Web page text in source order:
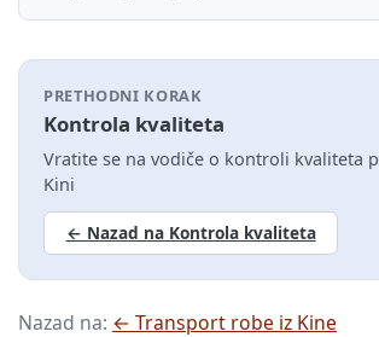
PRETHODNI KORAK
Kontrola kvaliteta
Vratite se na vodiče o kontroli kvaliteta
Kini
← Nazad na Kontrola kvaliteta
Nazad na: ← Transport robe iz Kine